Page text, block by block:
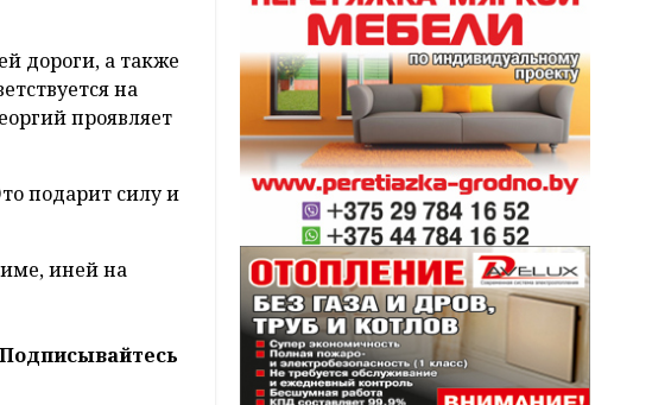
дороги, а также
на
проявляет
подарит силу и
иней на